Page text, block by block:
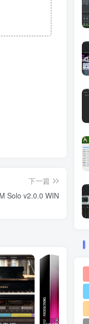
下一篇
Solo v2.0.0 WIN